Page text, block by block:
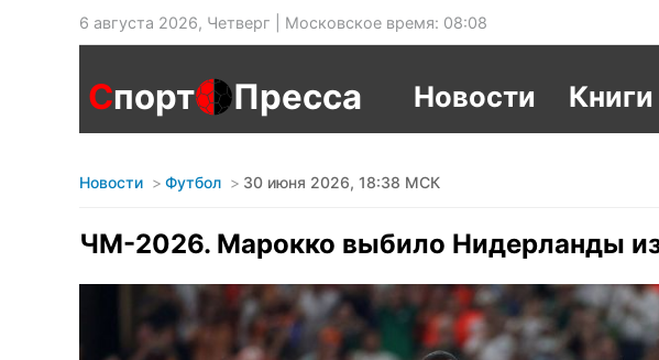
6 августа 2026, Четверг | Московское время: 08:08
Спорт Пресса Новости Книги
Новости Футбол 30 июня 2026, 18:38 МСК
ЧМ-2026. Марокко выбило Нидерланды